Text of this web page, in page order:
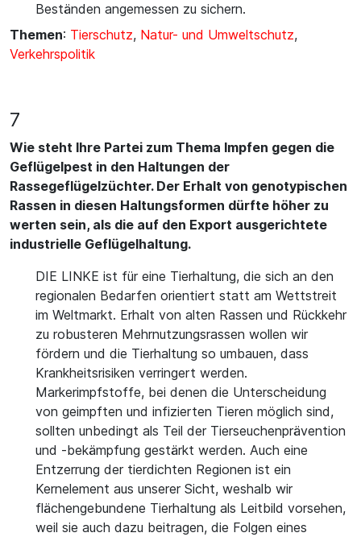
Beständen angemessen zu sichern.
Themen: Tierschutz, Natur- und Umweltschutz,
Verkehrspolitik
7
Wie steht Ihre Partei zum Thema Impfen gegen die
Geflügelpest in den Haltungen der
Rassegeflügelzüchter. Der Erhalt von genotypischen
Rassen in diesen Haltungsformen dürfte höher zu
werten sein, als die auf den Export ausgerichtete
industrielle Geflügelhaltung.
DIE LINKE ist für eine Tierhaltung, die sich an den
regionalen Bedarfen orientiert statt am Wettstreit
im Weltmarkt. Erhalt von alten Rassen und Rückkehr
zu robusteren Mehrnutzungsrassen wollen wir
fördern und die Tierhaltung so umbauen, dass
Krankheitsrisiken verringert werden.
Markerimpfstoffe, bei denen die Unterscheidung
von geimpften und infizierten Tieren möglich sind,
sollten unbedingt als Teil der Tierseuchenprävention
und -bekämpfung gestärkt werden. Auch eine
Entzerrung der tierdichten Regionen ist ein
Kernelement aus unserer Sicht, weshalb wir
flächengebundene Tierhaltung als Leitbild vorsehen,
weil sie auch dazu beitragen, die Folgen eines